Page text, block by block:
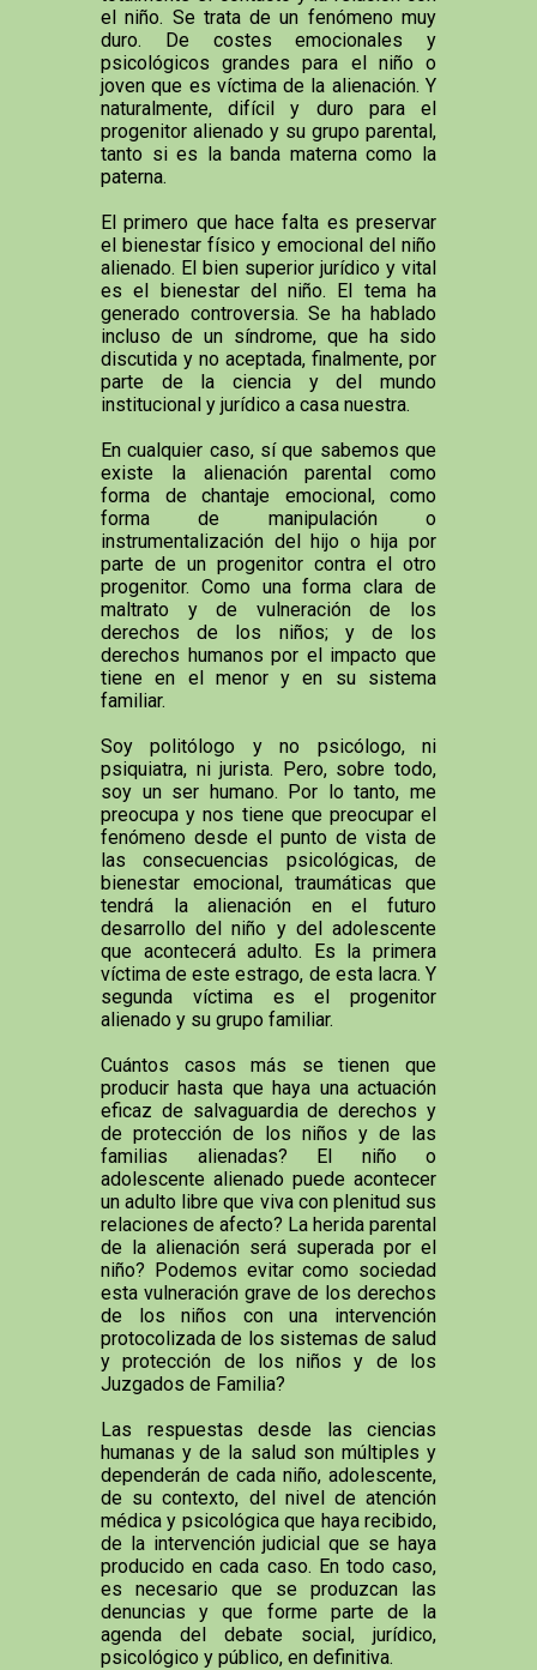
el niño. Se trata de un fenómeno muy
duro. De costes emocionales y
psicológicos grandes para el niño o
joven que es víctima de la alienación. Y
naturalmente, difícil y duro para el
progenitor alienado y su grupo parental,
tanto si es la banda materna como la
paterna.
El primero que hace falta es preservar
el bienestar físico y emocional del niño
alienado. El bien superior jurídico y vital
es el bienestar del niño. El tema ha
generado controversia. Se ha hablado
incluso de un síndrome, que ha sido
discutida y no aceptada, finalmente, por
parte de la ciencia y del mundo
institucional y jurídico a casa nuestra.
En cualquier caso, sí que sabemos que
existe la alienación parental como
forma de chantaje emocional, como
forma de manipulación o
instrumentalización del hijo o hija por
parte de un progenitor contra el otro
progenitor. Como una forma clara de
maltrato y de vulneración de los
derechos de los niños; y de los
derechos humanos por el impacto que
tiene en el menor y en su sistema
familiar.
Soy politólogo y no psicólogo, ni
psiquiatra, ni jurista. Pero, sobre todo,
soy un ser humano. Por lo tanto, me
preocupa y nos tiene que preocupar el
fenómeno desde el punto de vista de
las consecuencias psicológicas, de
bienestar emocional, traumáticas que
tendrá la alienación en el futuro
desarrollo del niño y del adolescente
que acontecerá adulto. Es la primera
víctima de este estrago, de esta lacra. Y
segunda víctima es el progenitor
alienado y su grupo familiar.
Cuántos casos más se tienen que
producir hasta que haya una actuación
eficaz de salvaguardia de derechos y
de protección de los niños y de las
familias alienadas? El niño o
adolescente alienado puede acontecer
un adulto libre que viva con plenitud sus
relaciones de afecto? La herida parental
de la alienación será superada por el
niño? Podemos evitar como sociedad
esta vulneración grave de los derechos
de los niños con una intervención
protocolizada de los sistemas de salud
y protección de los niños y de los
Juzgados de Familia?
Las respuestas desde las ciencias
humanas y de la salud son múltiples y
dependerán de cada niño, adolescente,
de su contexto, del nivel de atención
médica y psicológica que haya recibido,
de la intervención judicial que se haya
producido en cada caso. En todo caso,
es necesario que se produzcan las
denuncias y que forme parte de la
agenda del debate social, jurídico,
psicológico y público, en definitiva.